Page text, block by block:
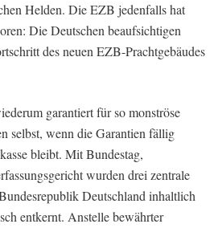
Helden. Die EZB jedenfalls hat
Die Deutschen beaufsichtigen
des neuen EZB-Prachtgebäudes
garantiert für so monströse
selbst, wenn die Garantien fällig
bleibt. Mit Bundestag,
wurden drei zentrale
Deutschland inhaltlich
entkernt. Anstelle bewährter